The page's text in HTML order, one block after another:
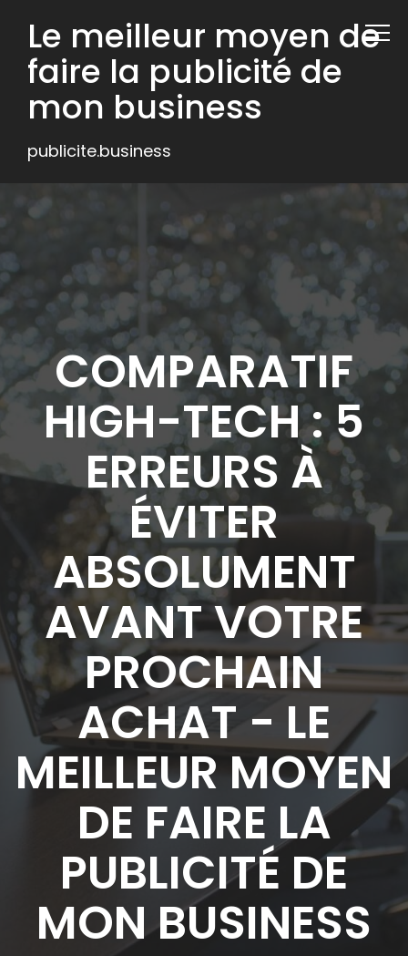
Le meilleur moyen de
faire la publicité de
mon business
publicite.business
COMPARATIF
HIGH-TECH : 5
ERREURS À
ÉVITER
ABSOLUMENT
AVANT VOTRE
PROCHAIN
ACHAT - LE
MEILLEUR MOYEN
DE FAIRE LA
PUBLICITÉ DE
MON BUSINESS